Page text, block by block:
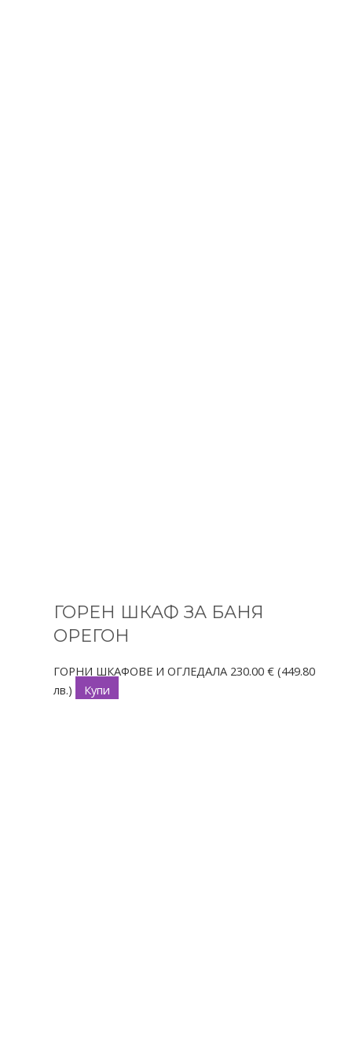
ГОРЕН ШКАФ ЗА БАНЯ
ОРЕГОН
ГОРНИ ШКАФОВЕ И ОГЛЕДАЛА 230.00 € (449.80
лв.)
Купи